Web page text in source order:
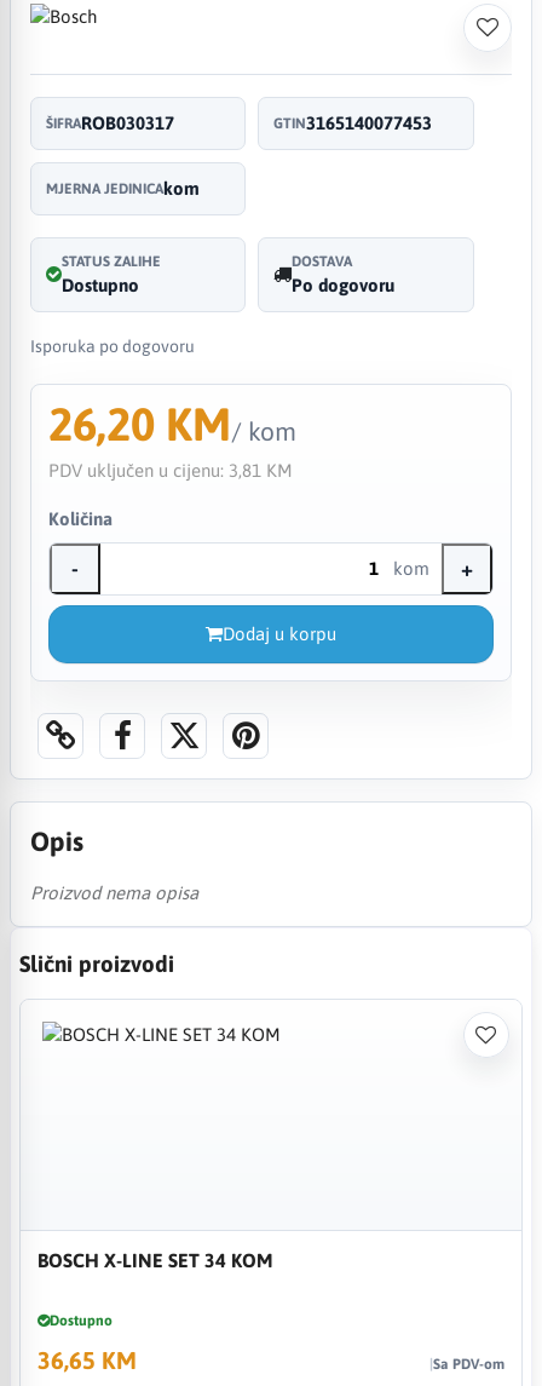
ŠIFRAROB030317 GTIN3165140077453
MJERNA JEDINICAkom
STATUS ZALIHE
Dostupno
DOSTAVA
Po dogovoru
Isporuka po dogovoru
26,20 KM/ kom
PDV uključen u cijenu: 3,81 KM
Količina
- kom +
Dodaj u korpu
Opis
Proizvod nema opisa
Slični proizvodi
BOSCH X-LINE SET 34 KOM
Dostupno
36,65 KM Sa PDV-om